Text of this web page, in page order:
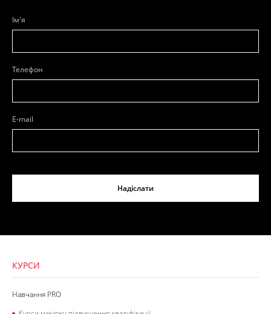
Ім'я
Телефон
E-mail
Надіслати
КУРСИ
Навчання PRO